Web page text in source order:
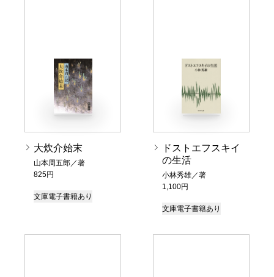
大炊介始末
山本周五郎／著
825円
文庫電子書籍あり
ドストエフスキイ
の生活
小林秀雄／著
1,100円
文庫電子書籍あり